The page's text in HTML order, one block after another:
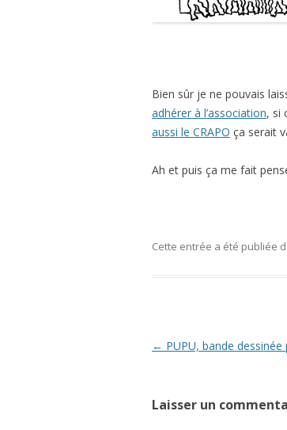
Bien sûr je ne pouvais
adhérer à l’association, si
aussi le CRAPO ça serait
Ah et puis ça me fait
Cette entrée a été publiée
Navigation
← PUPU, bande
Laisser un